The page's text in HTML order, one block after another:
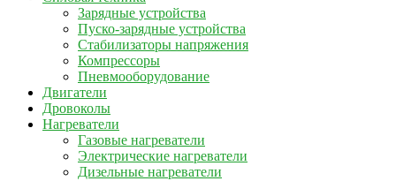
Зарядные устройства
Пуско-зарядные устройства
Стабилизаторы напряжения
Компрессоры
Пневмооборудование
Двигатели
Дровоколы
Нагреватели
Газовые нагреватели
Электрические нагреватели
Дизельные нагреватели